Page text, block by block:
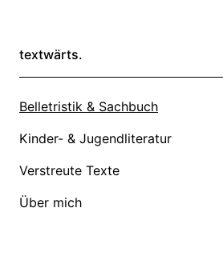
textwärts.
Belletristik & Sachbuch
Kinder- & Jugendliteratur
Verstreute Texte
Über mich